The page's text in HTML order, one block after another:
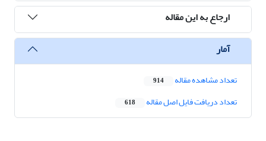
ارجاع به این مقاله
آمار
تعداد مشاهده مقاله 914
تعداد دریافت فایل اصل مقاله 618